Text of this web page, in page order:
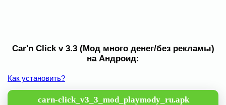
Car'n Click v 3.3 (Мод много денег/без рекламы)
на Андроид:
Как установить?
carn-click_v3_3_mod_playmody_ru.apk